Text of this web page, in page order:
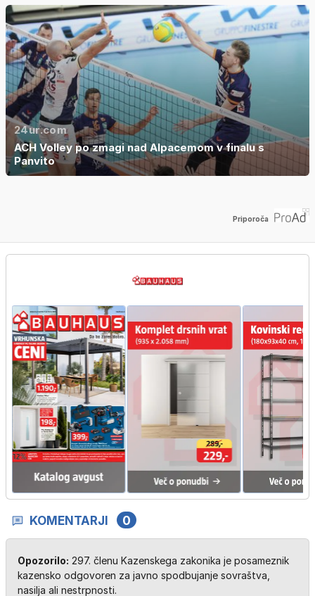
24ur.com
ACH Volley po zmagi nad Alpacemom v finalu s
Panvito
Priporoča
KOMENTARJI 0
Opozorilo: 297. členu Kazenskega zakonika je posameznik
kazensko odgovoren za javno spodbujanje sovraštva,
nasilja ali nestrpnosti.